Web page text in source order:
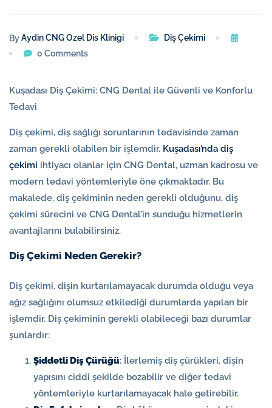
ByAydin CNG Ozel Dis Klinigi
Diş Çekimi
0 Comments
Kuşadası Diş Çekimi: CNG Dental ile Güvenli ve Konforlu
Tedavi
Diş çekimi, diş sağlığı sorunlarının tedavisinde zaman
zaman gerekli olabilen bir işlemdir. Kuşadası’nda diş
çekimi ihtiyacı olanlar için CNG Dental, uzman kadrosu ve
modern tedavi yöntemleriyle öne çıkmaktadır. Bu
makalede, diş çekiminin neden gerekli olduğunu, diş
çekimi sürecini ve CNG Dental’in sunduğu hizmetlerin
avantajlarını bulabilirsiniz.
Diş Çekimi Neden Gerekir?
Diş çekimi, dişin kurtarılamayacak durumda olduğu veya
ağız sağlığını olumsuz etkilediği durumlarda yapılan bir
işlemdir. Diş çekiminin gerekli olabileceği bazı durumlar
şunlardır:
Şiddetli Diş Çürüğü: İlerlemiş diş çürükleri, dişin
yapısını ciddi şekilde bozabilir ve diğer tedavi
yöntemleriyle kurtarılamayacak hale getirebilir.